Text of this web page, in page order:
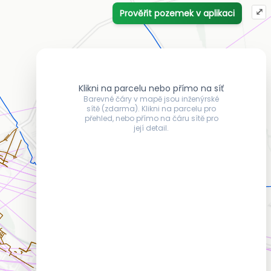
Klikni na parcelu nebo přímo na síť
Barevné čáry v mapě jsou inženýrské
sítě (zdarma). Klikni na parcelu pro
přehled, nebo přímo na čáru sítě pro
její detail.
Prověřit pozemek v aplikaci ⤢